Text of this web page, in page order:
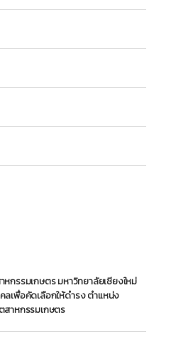
หกรรมเกษตร มหาวิทยาลัยเชียงใหม่
ลเพื่อคัดเลือกให้ดำรง ตำแหน่ง
สาหกรรมเกษตร